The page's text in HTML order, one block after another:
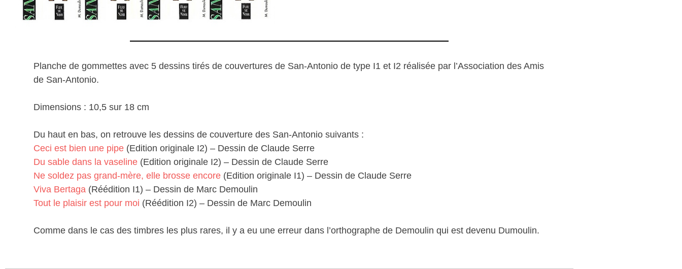
Planche de gommettes avec 5 dessins tirés de couvertures de San-Antonio de type I1 et I2 réalisée par l’Association des Amis
de San-Antonio.
Dimensions : 10,5 sur 18 cm
Du haut en bas, on retrouve les dessins de couverture des San-Antonio suivants :
Ceci est bien une pipe (Edition originale I2) – Dessin de Claude Serre
Du sable dans la vaseline (Edition originale I2) – Dessin de Claude Serre
Ne soldez pas grand-mère, elle brosse encore (Edition originale I1) – Dessin de Claude Serre
Viva Bertaga (Réédition I1) – Dessin de Marc Demoulin
Tout le plaisir est pour moi (Réédition I2) – Dessin de Marc Demoulin
Comme dans le cas des timbres les plus rares, il y a eu une erreur dans l’orthographe de Demoulin qui est devenu Dumoulin.